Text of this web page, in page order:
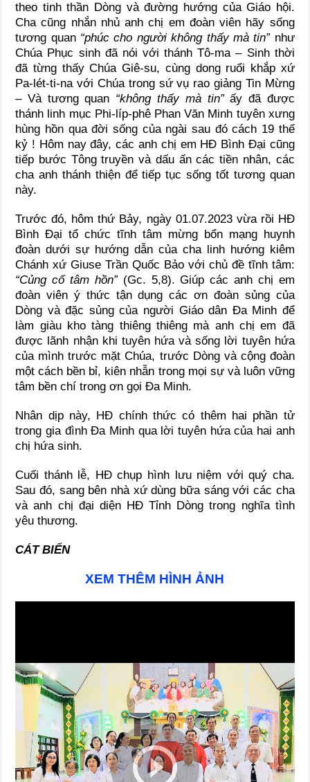
theo tinh thần Dòng và đường hướng của Giáo hội.
Cha cũng nhắn nhủ anh chị em đoàn viên hãy sống
tương quan “phúc cho người không thấy mà tin”như
Chúa Phục sinh đã nói với thánh Tô-ma – Sinh thời
đã từng thấy Chúa Giê-su, cùng dong ruổi khắp xứ
Pa-lét-ti-na với Chúa trong sứ vụ rao giảng Tin Mừng
– Và tương quan “không thấy mà tin”ấy đã được
thánh linh mục Phi-líp-phê Phan Văn Minh tuyên xưng
hùng hồn qua đời sống của ngài sau đó cách 19 thế
kỷ ! Hôm nay đây, các anh chị em HĐ Bình Đại cũng
tiếp bước Tông truyền và dấu ấn các tiền nhân, các
cha anh thánh thiện để tiếp tục sống tốt tương quan
này.
Trước đó, hôm thứ Bảy, ngày 01.07.2023 vừa rồi HĐ
Bình Đại tổ chức tĩnh tâm mừng bổn mạng huynh
đoàn dưới sự hướng dẫn của cha linh hướng kiêm
Chánh xứ Giuse Trần Quốc Bảo với chủ đề tĩnh tâm:
“Củng cố tâm hồn”(Gc. 5,8). Giúp các anh chị em
đoàn viên ý thức tận dụng các ơn đoàn sủng của
Dòng và đặc sủng của người Giáo dân Đa Minh để
làm giàu kho tàng thiêng thiêng mà anh chị em đã
được lãnh nhận khi tuyên hứa và sống lời tuyên hứa
của mình trước mặt Chúa, trước Dòng và cộng đoàn
một cách bền bỉ, kiên nhẫn trong mọi sự và luôn vững
tâm bền chí trong ơn gọi Đa Minh.
Nhân dịp này, HĐ chính thức có thêm hai phần tử
trong gia đình Đa Minh qua lời tuyên hứa của hai anh
chị hứa sinh.
Cuối thánh lễ, HĐ chụp hình lưu niệm với quý cha.
Sau đó, sang bên nhà xứ dùng bữa sáng với các cha
và anh chị đại diện HĐ Tỉnh Dòng trong nghĩa tình
yêu thương.
CÁT BIỂN
XEM THÊM HÌNH ẢNH